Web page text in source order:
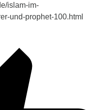
islam-im-
und-prophet-100.html